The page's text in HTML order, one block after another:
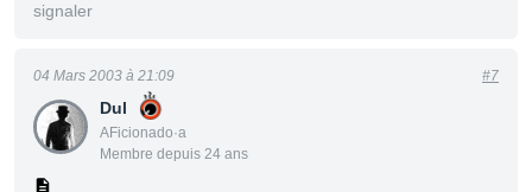
signaler
Dul
AFicionado·a
Membre depuis 24 ans
04 Mars 2003 à 21:09 #7